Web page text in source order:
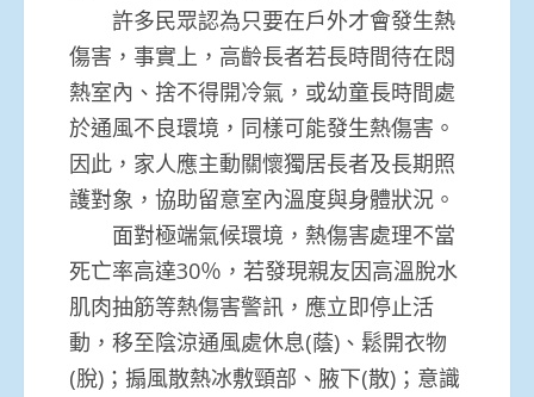
許多民眾認為只要在戶外才會發生熱
傷害，事實上，高齡長者若長時間待在悶
熱室內、捨不得開冷氣，或幼童長時間處
於通風不良環境，同樣可能發生熱傷害。
因此，家人應主動關懷獨居長者及長期照
護對象，協助留意室內溫度與身體狀況。
面對極端氣候環境，熱傷害處理不當
死亡率高達30％，若發現親友因高溫脫水
肌肉抽筋等熱傷害警訊，應立即停止活
動，移至陰涼通風處休息(蔭)、鬆開衣物
(脫)；搧風散熱冰敷頸部、腋下(散)；意識